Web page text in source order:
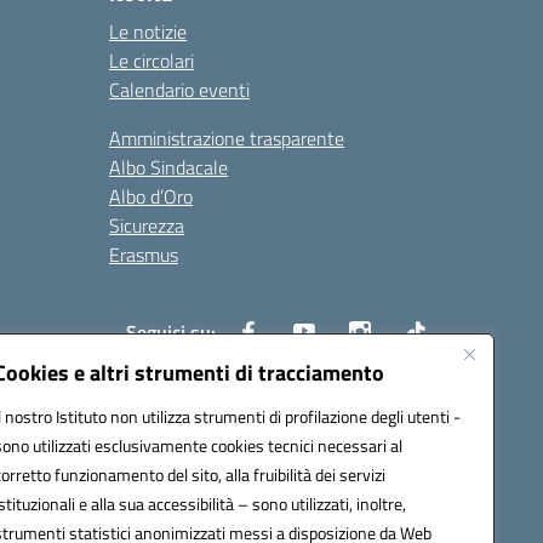
e altri strumenti di tracciamento
nostro Istituto non utilizza strumenti di profilazione degli utenti -
utilizzati esclusivamente cookies tecnici necessari al
funzionamento del sito, alla fruibilità dei servizi
e alla sua accessibilità – sono utilizzati, inoltre,
statistici anonimizzati messi a disposizione da Web
Le notizie
Le circolari
Calendario eventi
Amministrazione trasparente
Albo Sindacale
Albo d’Oro
Sicurezza
Erasmus
Seguici su: